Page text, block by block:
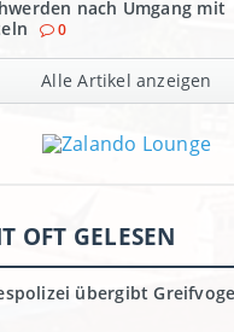
nach Umgang mit
0
Alle Artikel anzeigen
OFT GELESEN
übergibt